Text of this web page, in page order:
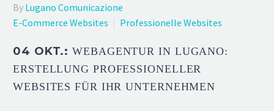
By Lugano Comunicazione
E-Commerce Websites
Professionelle Websites
04 OKT.:WEBAGENTUR IN LUGANO:
ERSTELLUNG PROFESSIONELLER
WEBSITES FÜR IHR UNTERNEHMEN